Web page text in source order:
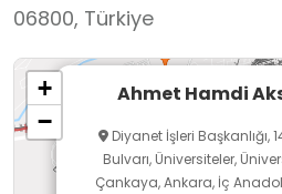
06800, Türkiye
Ahmet Hamdi
Diyanet İşleri Başkanlığı,
Bulvarı, Üniversiteler,
Çankaya, Ankara, İç
+
−